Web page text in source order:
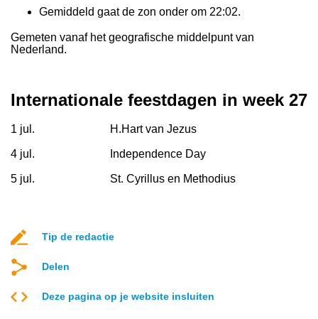
Gemiddeld gaat de zon onder om 22:02.
Gemeten vanaf het geografische middelpunt van
Nederland.
Internationale feestdagen in week 27
1 jul. H.Hart van Jezus
4 jul. Independence Day
5 jul. St. Cyrillus en Methodius
Tip de redactie
Delen
Deze pagina op je website insluiten